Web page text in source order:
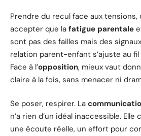
Prendre du recul face aux tensions,
accepter que la fatigue parentale
sont pas des failles mais des
relation parent-enfant s’ajuste au
Face à l’opposition, mieux vaut
claire à la fois, sans menacer ni
Se poser, respirer. La
n’a rien d’un idéal inaccessible. Elle
une écoute réelle, un effort pour